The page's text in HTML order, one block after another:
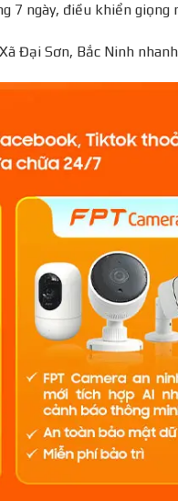
7 ngày, điều khiển giọng
Đại Sơn, Bắc Ninh